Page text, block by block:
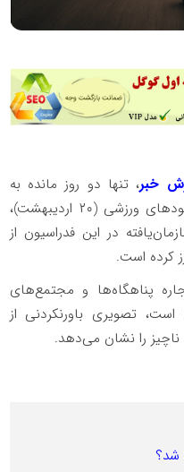
خبر، تنها دو روز مانده به
انتخابات فدراسیون کوهنوردی و صعودهای ورزشی (۲۰ اردیبهشت)،
در این فدراسیون از
کرده است.
پناهگاه‌ها و مجتمع‌های
تصویری باورنکردنی از
ناچیز را نشان می‌دهد.
شد؟